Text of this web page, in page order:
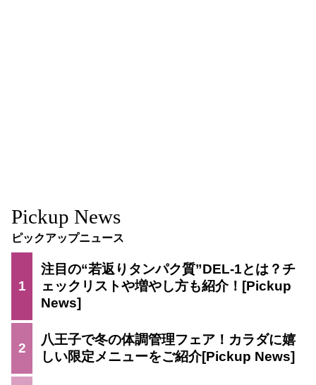
Pickup News
ピックアップニュース
1
注目の“若返りタンパク質”DEL-1とは？チ
ェックリストや増やし方も紹介！
2
八王子で冬の体調管理フェア！カラダに嬉
しい限定メニューをご紹介